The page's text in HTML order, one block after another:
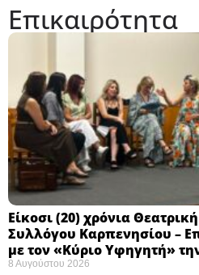
Επικαιρότητα
Eίκοσι (20) χρόνια
Συλλόγου Καρπενησίου –
με τον «Κύριο Υφηγητή»
8 Αυγούστου 2026